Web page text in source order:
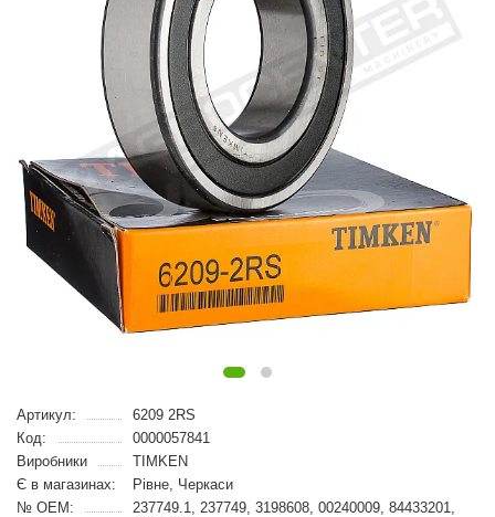
Артикул:
6209 2RS
Код:
0000057841
Виробники
TIMKEN
Є в магазинах:
Рівне, Черкаси
№ OEM:
237749.1, 237749, 3198608, 00240009, 84433201,